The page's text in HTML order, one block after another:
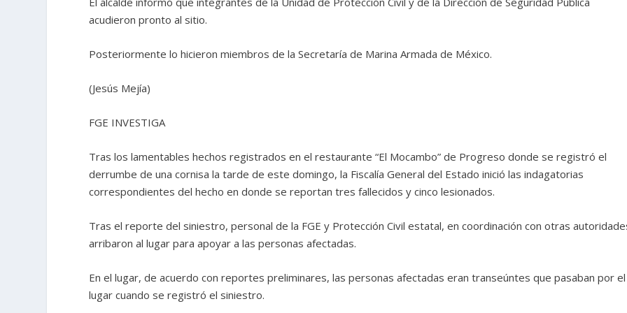
acudieron pronto al sitio.
Posteriormente lo hicieron miembros de la Secretaría de Marina Armada de México.
(Jesús Mejía)
FGE INVESTIGA
Tras los lamentables hechos registrados en el restaurante “El Mocambo” de Progreso donde se registró el
derrumbe de una cornisa la tarde de este domingo, la Fiscalía General del Estado inició las indagatorias
correspondientes del hecho en donde se reportan tres fallecidos y cinco lesionados.
Tras el reporte del siniestro, personal de la FGE y Protección Civil estatal, en coordinación con otras
arribaron al lugar para apoyar a las personas afectadas.
En el lugar, de acuerdo con reportes preliminares, las personas afectadas eran transeúntes que pasaban por el
lugar cuando se registró el siniestro.